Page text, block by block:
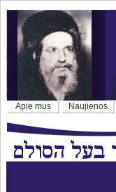
Apie mus Naujienos